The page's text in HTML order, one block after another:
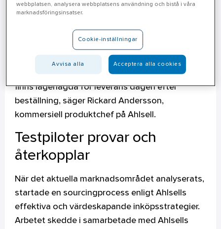
- Genom att samarbeta med de rätta
mellanhänder, kan vi ta fram kvalitetsmaskiner
till riktigt bra pris. Det nya sortimentet består av
27 olika typer av maskiner med topprestanda på
vridmoment, låg vikt och små byggmått. Alla
finns lagerlagda för leverans dagen efter
beställning, säger Rickard Andersson,
kommersiell produktchef på Ahlsell.
Testpiloter provar och
återkopplar
När det aktuella marknadsområdet analyserats,
startade en sourcingprocess enligt Ahlsells
effektiva och värdeskapande inköpsstrategier.
Arbetet skedde i samarbetade med Ahlsells
webbplatsen, analysera webbplatsens användning och bistå i våra
marknadsföringsinsatser.
Cookie-inställningar
Avvisa alla Acceptera alla cookies